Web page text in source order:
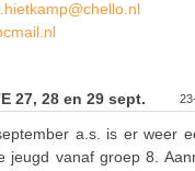
27, 28 en 29 sept.
a.s. is er weer
jeugd vanaf groep 8.